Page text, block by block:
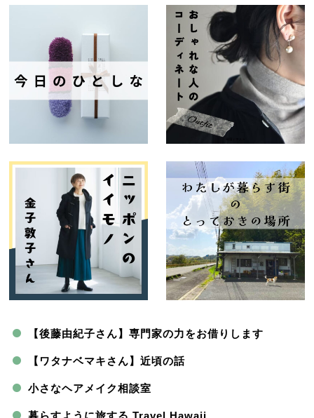
【後藤由紀子さん】専門家の力をお借りします
【ワタナベマキさん】近頃の話
小さなヘアメイク相談室
暮らすように旅する Travel Hawaii